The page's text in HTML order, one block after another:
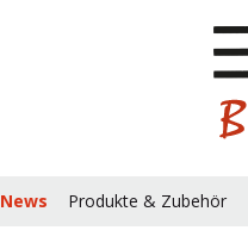
News Produkte & Zubehör